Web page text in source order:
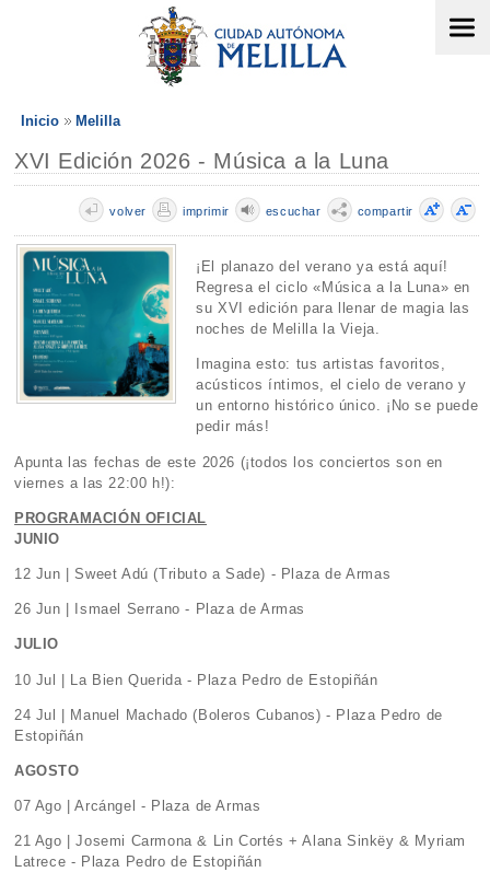
Inicio Melilla
XVI Edición 2026 - Música a la Luna
compartir
escuchar
imprimir
volver
¡El planazo del verano ya está aquí!
Regresa el ciclo «Música a la Luna» en
su XVI edición para llenar de magia las
noches de Melilla la Vieja.
Imagina esto: tus artistas favoritos,
acústicos íntimos, el cielo de verano y
un entorno histórico único. ¡No se puede
pedir más!
Apunta las fechas de este 2026 (¡todos los conciertos son en
viernes a las 22:00 h!):
PROGRAMACIÓN OFICIAL
JUNIO
12 Jun | Sweet Adú (Tributo a Sade) - Plaza de Armas
26 Jun | Ismael Serrano - Plaza de Armas
JULIO
10 Jul | La Bien Querida - Plaza Pedro de Estopiñán
24 Jul | Manuel Machado (Boleros Cubanos) - Plaza Pedro de
Estopiñán
AGOSTO
07 Ago | Arcángel - Plaza de Armas
21 Ago | Josemi Carmona & Lin Cortés + Alana Sinkëy & Myriam
Latrece - Plaza Pedro de Estopiñán